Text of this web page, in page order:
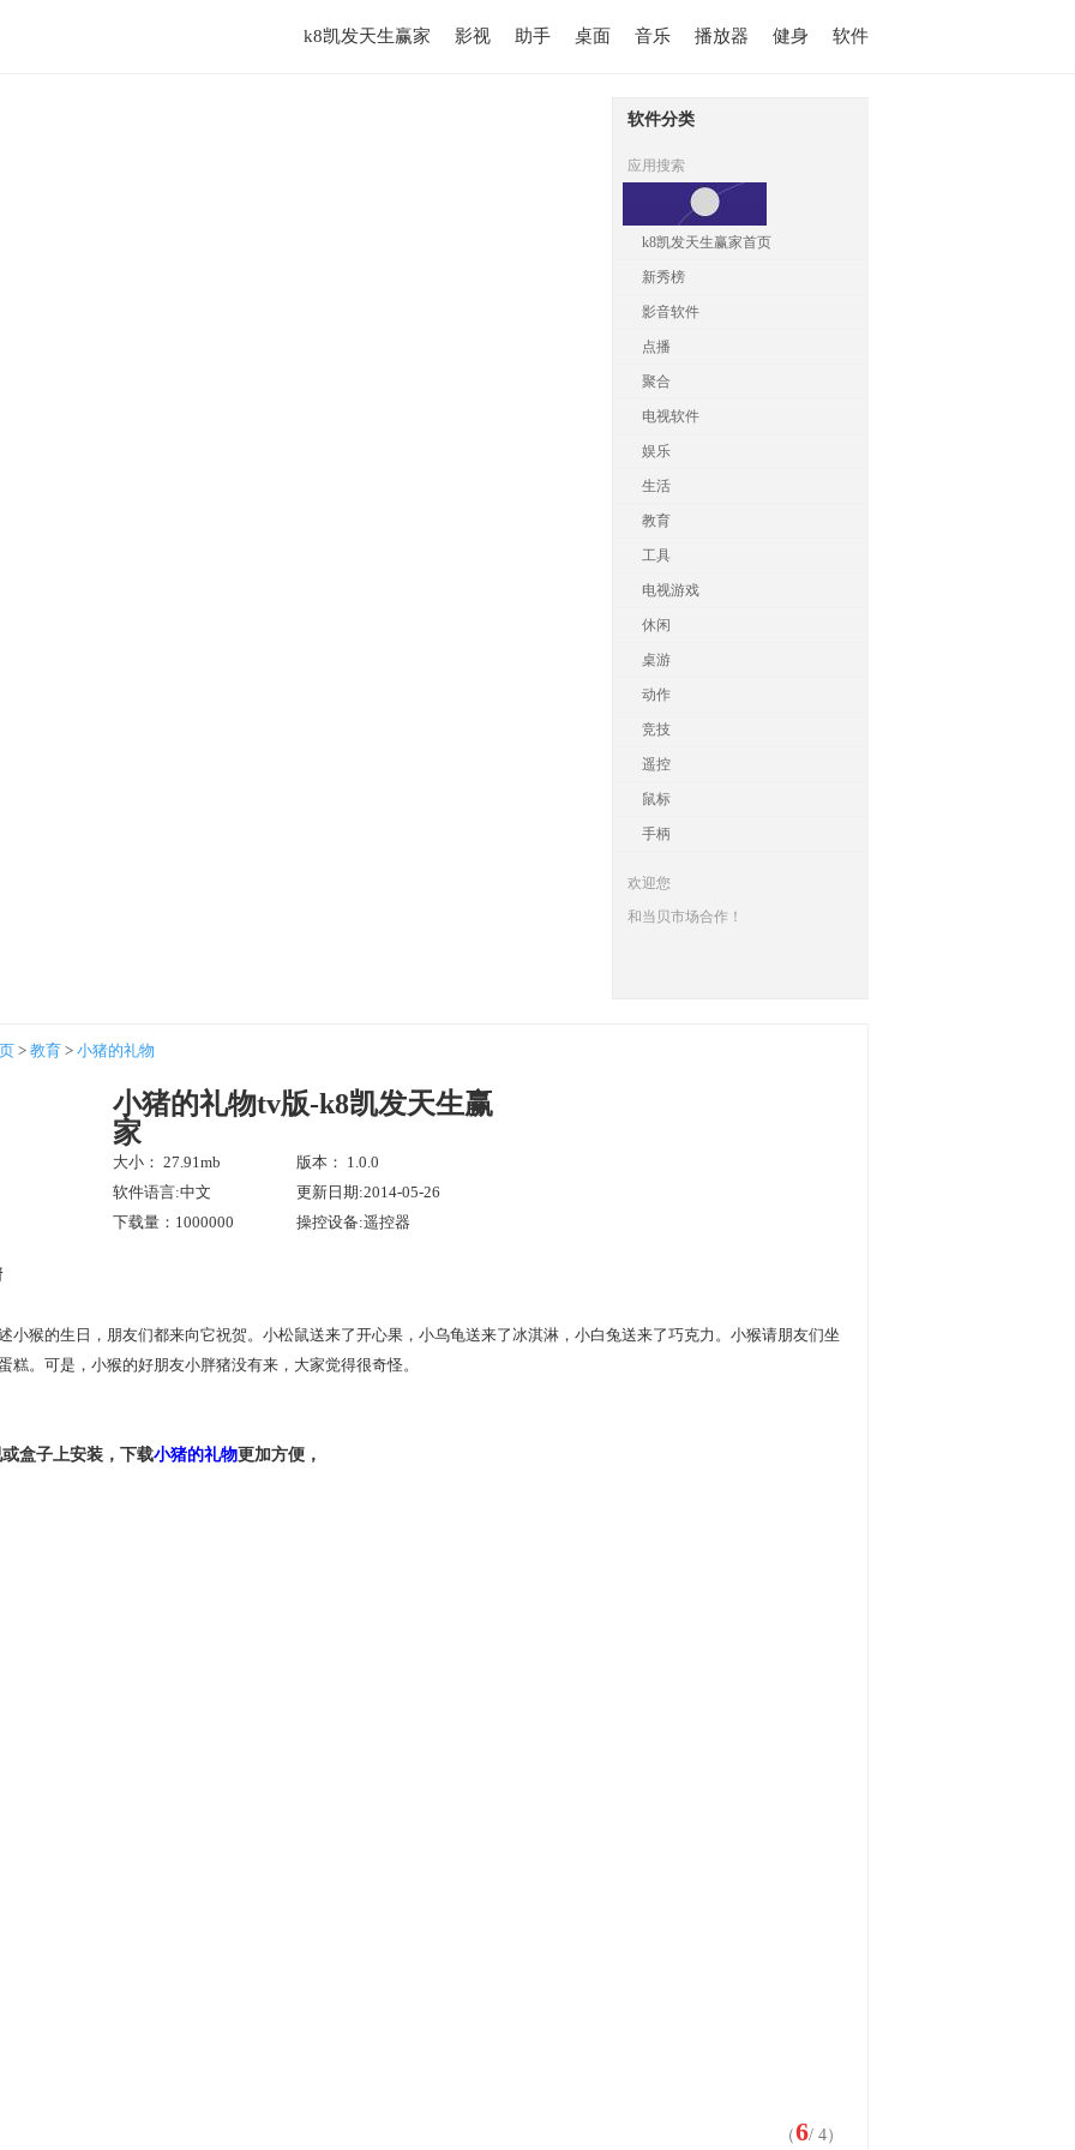
软件
健身
播放器
音乐
桌面
助手
影视
k8凯发天生赢家
软件分类
应用搜索
k8凯发天生赢家首页
新秀榜
影音软件
点播
聚合
电视软件
娱乐
生活
教育
工具
电视游戏
休闲
桌游
动作
竞技
遥控
鼠标
手柄
欢迎您
和当贝市场合作！
> 教育 > 小猪的礼物
小猪的礼物tv版-k8凯发天生赢
家
大小： 27.91mb
版本： 1.0.0
软件语言:中文
更新日期:2014-05-26
下载量：1000000
操控设备:遥控器
小猴的生日，朋友们都来向它祝贺。小松鼠送来了开心果，小乌龟送来了冰淇淋，小白兔送来了巧克力。小猴请朋友们坐
糕。可是，小猴的好朋友小胖猪没有来，大家觉得很奇怪。
盒子上安装，下载小猪的礼物更加方便，
（6/ 4）